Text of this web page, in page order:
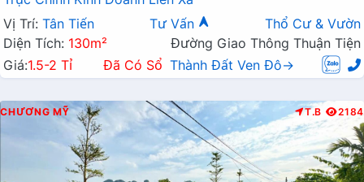
Vị Trí: Tân Tiến Tư Vấn
Thổ Cư & Vườn
Diện Tích: 130m²
Đường Giao Thông Thuận Tiện
Giá:1.5-2 Tỉ Đã Có Sổ Thành Đất Ven Đô→
CHƯƠNG MỸ T.B 2184